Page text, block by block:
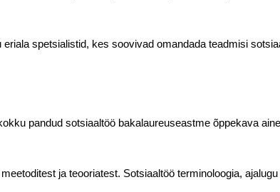
spetsialistid, kes soovivad omandada teadmisi
pandud sotsiaaltöö bakalaureuseastme õppekava
ja teooriatest. Sotsiaaltöö terminoloogia, ajalugu